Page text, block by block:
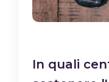
In quali